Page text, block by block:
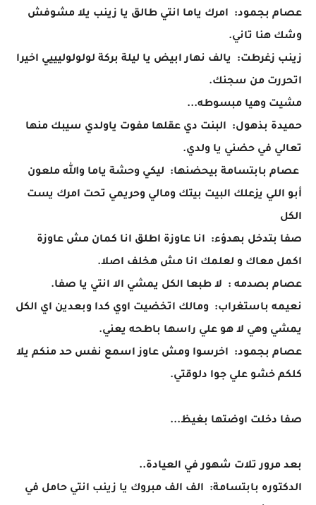
عصام بجمود: امرك ياما انتي طالق يا زينب يلا مشوفش
وشك هنا تاني.
زينب زغرطت: يالف نهار ابيض يا ليلة بركة لولولوليييي اخيرا
اتحررت من سجنك.
مشيت وهيا مبسوطه...
حميدة بذهول: البنت دي عقلها مفوت ياولدي سيبك منها
تعالي في حضني يا ولدي.
عصام بابتسامة بيحضنها: ليكي وحشة ياما والله ملعون
أبو اللي يزعلك البيت بيتك ومالي وحريمي تحت امرك يست
الكل
صفا بتدخل بهدؤء: انا عاوزة اطلق انا كمان مش عاوزة
اكمل معاك و لعلمك انا مش هخلف اصلا.
عصام بصدمه : لا طبعا الكل يمشي الا انتي يا صفا.
نعيمه باستغراب: ومالك اتخضيت اوي كدا وبعدين اي الكل
يمشي وهي لا هو علي راسها باطحه يعني.
عصام بجمود: اخرسوا ومش عاوز اسمع نفس حد منكم يلا
كلكم خشو علي جوا دلوقتي.
صفا دخلت اوضتها بغيظ...
بعد مرور تلات شهور في العيادة..
الدكتوره بابتسامة: الف الف مبروك يا زينب انتي حامل في